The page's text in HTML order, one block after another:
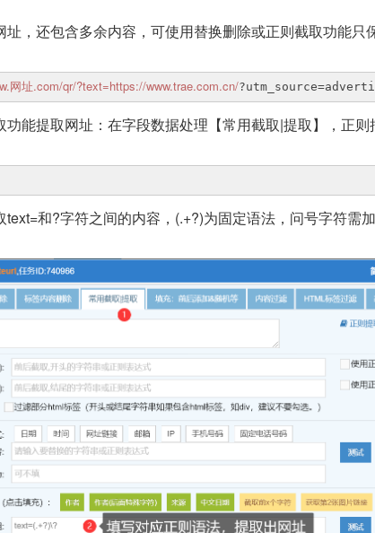
址，还包含多余内容，可使用替换删除或正则截取功能只
网址.com/qr/?text=https://www.trae.com.cn/
功能提取网址：在字段数据处理【常用截取|提取】，正则
和?字符之间的内容，(.+?)为固定语法，问号字符需